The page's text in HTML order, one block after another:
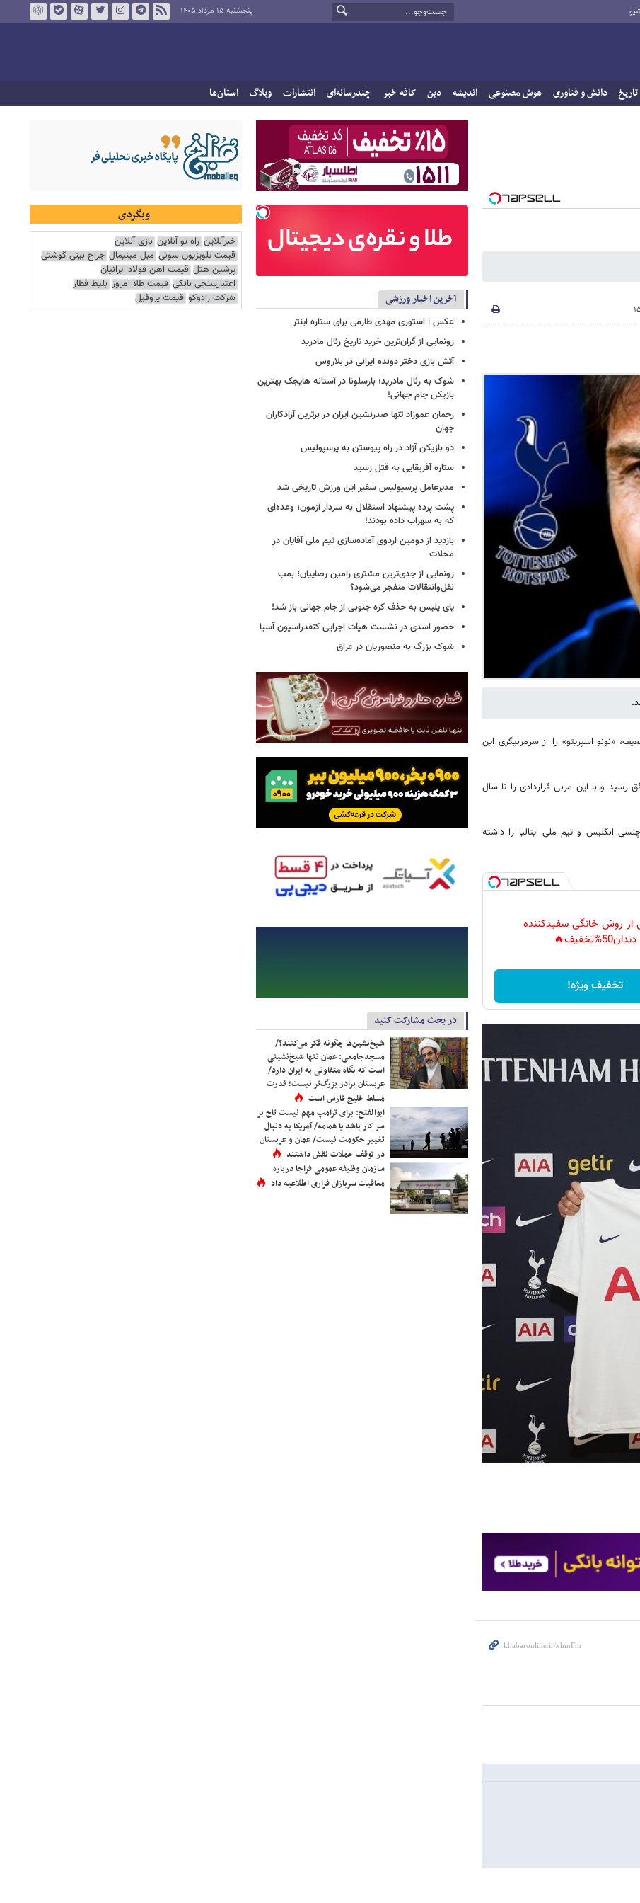
پنجشنبه ۱۵ مرداد ۱۴۰۵
تاریخ دانش و فناوری هوش مصنوعی اندیشه دین کافه خبر چندرسانه‌ای انتشارات وبلاگ استان‌ها
«نونو اسپریتو» را از سرمربیگری این
رسید و با این مربی قراردادی را تا سال
انگلیس و تیم ملی ایتالیا را داشته
از روش خانگی سفیدکننده
دندان50%تخفیف🔥
تخفیف ویژه!
آخرین اخبار ورزشی
عکس | استوری مهدی طارمی برای ستاره اینتر
رونمایی از گران‌ترین خرید تاریخ رئال مادرید
آتش بازی دختر دونده ایرانی در بلاروس
شوک به رئال مادرید؛ بارسلونا در آستانه هایجک بهترین
بازیکن جام جهانی!
رحمان عموزاد تنها صدرنشین ایران در برترین آزادکاران
جهان
دو بازیکن آزاد در راه پیوستن به پرسپولیس
ستاره آفریقایی به قتل رسید
مدیرعامل پرسپولیس سفیر این ورزش تاریخی شد
پشت پرده پیشنهاد استقلال به سردار آزمون؛ وعده‌ای
که به سهراب داده بودند!
بازدید از دومین اردوی آماده‌سازی تیم ملی آقایان در
محلات
رونمایی از جدی‌ترین مشتری رامین رضاییان؛ بمب
نقل‌وانتقالات منفجر می‌شود؟
پای پلیس به حذف کره جنوبی از جام جهانی باز شد!
حضور اسدی در نشست هیأت اجرایی کنفدراسیون آسیا
شوک بزرگ به منصوریان در عراق
در بحث مشارکت کنید
شیخ‌نشین‌ها چگونه فکر می‌کنند؟/
مسجدجامعی: عمان تنها شیخ‌نشینی
است که نگاه متفاوتی به ایران دارد/
عربستان برادر بزرگ‌تر نیست؛ قدرت
مسلط خلیج فارس است
ابوالفتح: برای ترامپ مهم نیست تاج بر
سر کار باشد یا عمامه/ آمریکا به دنبال
تغییر حکومت نیست/ عمان و عربستان
در توقف حملات نقش داشتند
سازمان وظیفه عمومی فراجا درباره
معافیت سربازان فراری اطلاعیه داد
وبگردی
خبرآنلاین راه نو آنلاین بازی آنلاین
قیمت تلویزیون سونی مبل مینیمال جراح بینی گوشتی
پرشین هتل قیمت آهن فولاد ایرانیان
اعتبارسنجی بانکی قیمت طلا امروز بلیط قطار
شرکت رادوکو قیمت پروفیل